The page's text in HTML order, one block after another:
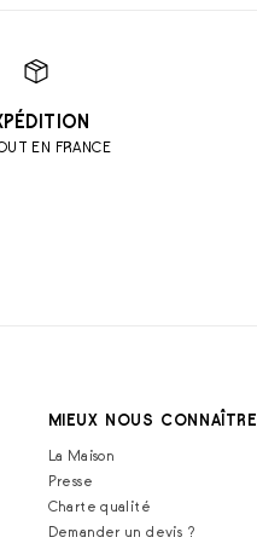
EN FRANCE
MIEUX NOUS CONNAÎTRE
La Maison
Presse
Charte qualité
Demander un devis ?